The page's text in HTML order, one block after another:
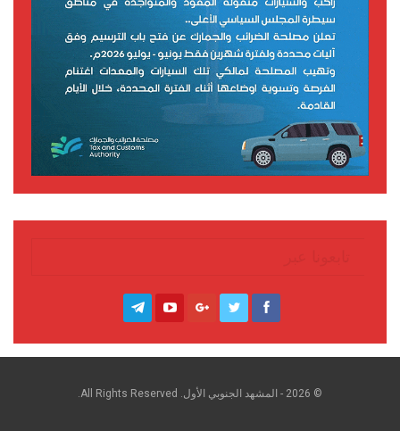
تابعونا عبر
© 2026 - المشهد الجنوبي الأول. All Rights Reserved.